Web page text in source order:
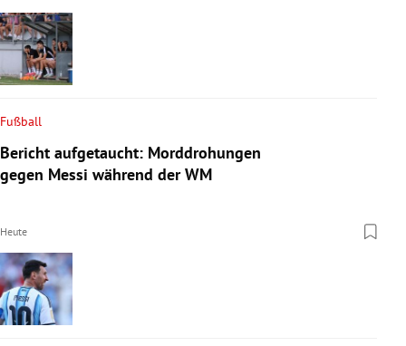
Fußball
Bericht aufgetaucht: Morddrohungen
gegen Messi während der WM
Heute